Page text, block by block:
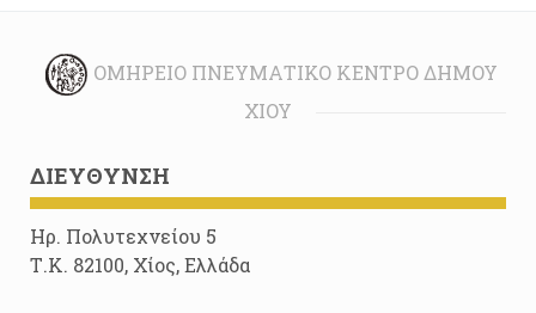
ΟΜΉΡΕΙΟ ΠΝΕΥΜΑΤΙΚΌ ΚΈΝΤΡΟ ΔΉΜΟΥ
ΧΊΟΥ
ΔΙΕΎΘΥΝΣΗ
Ηρ. Πολυτεχνείου 5
Τ.Κ. 82100, Χίος, Ελλάδα